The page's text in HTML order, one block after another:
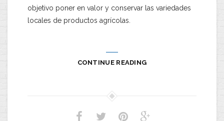
objetivo poner en valor y conservar las variedades
locales de productos agrícolas.
CONTINUE READING